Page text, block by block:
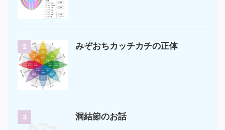
2 みぞおちカッチカチの正体
3 洞結節のお話